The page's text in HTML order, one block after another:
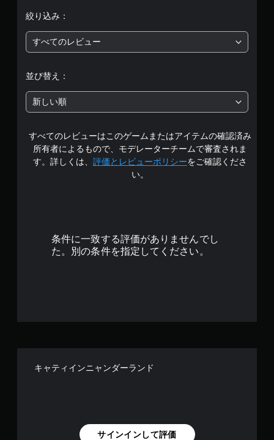
5
段
中
の
4
.
絞り込み：
すべてのレビュー
並び替え：
新しい順
すべてのレビューはこのゲームまたはアイテムの確認済み
所有者によるもので、モデレーターチームで審査されま
す。詳しくは、 評価とレビューポリシーをご確認くださ
い。
条件に一致する評価がありませんでし
た。別の条件を指定してください。
キャティインニャンダーランド
サインインして評価